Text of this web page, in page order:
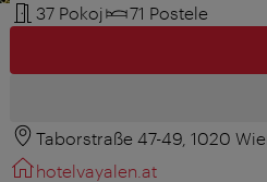
37 Pokoj
71 Postele
Taborstraße 47-49, 1020
hotelvayalen.at